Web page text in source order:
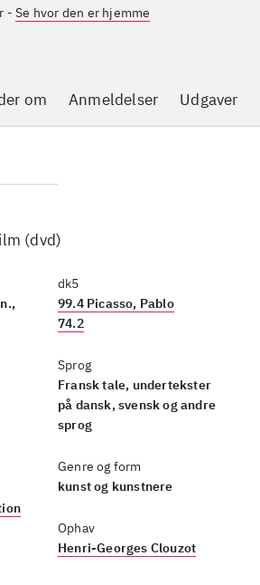
-Se hvor den er hjemme
om Anmeldelser Udgaver
(dvd)
dk5
99.4 Picasso, Pablo
74.2
Sprog
Fransk tale, undertekster
på dansk, svensk og andre
sprog
Genre og form
kunst og kunstnere
Ophav
Henri-Georges Clouzot